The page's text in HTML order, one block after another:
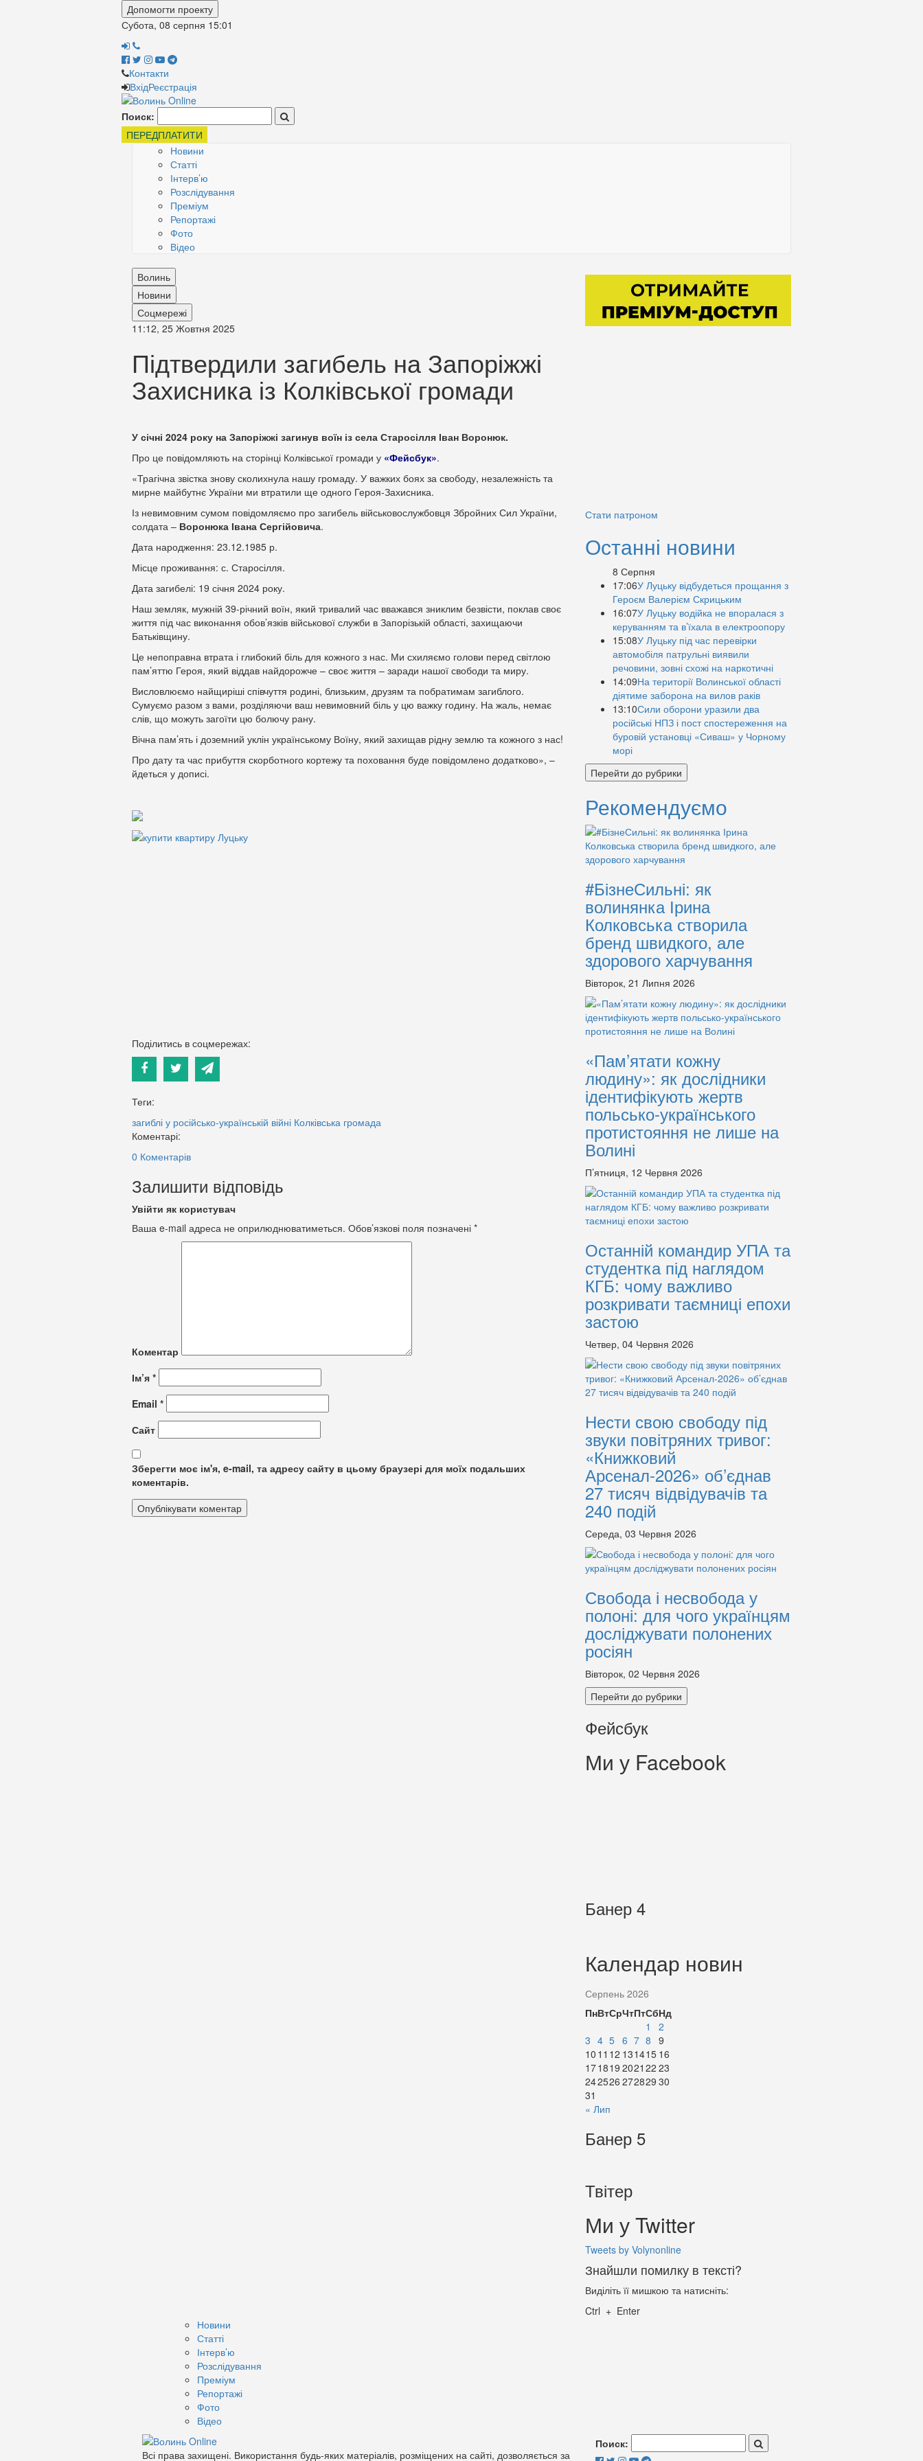
Допомогти проекту
Субота, 08 серпня 15:01
Контакти
ВхідРеєстрація
Поиск:
ПЕРЕДПЛАТИТИ
Новини
Статті
Інтерв’ю
Розслідування
Преміум
Репортажі
Фото
Відео
Волинь
Новини
Соцмережі
11:12, 25 Жовтня 2025
Підтвердили загибель на Запоріжжі
Захисника із Колківської громади
У січні 2024 року на Запоріжжі загинув воїн із села Старосілля Іван Воронюк.
Про це повідомляють на сторінці Колківської громади у «Фейсбук».
«Трагічна звістка знову сколихнула нашу громаду. У важких боях за свободу, незалежність та
мирне майбутнє України ми втратили ще одного Героя-Захисника.
Із невимовним сумом повідомляємо про загибель військовослужбовця Збройних Сил України,
солдата – Воронюка Івана Сергійовича.
Дата народження: 23.12.1985 р.
Місце проживання: с. Старосілля.
Дата загибелі: 19 січня 2024 року.
Наш земляк, мужній 39-річний воїн, який тривалий час вважався зниклим безвісти, поклав своє
життя під час виконання обов’язків військової служби в Запорізькій області, захищаючи
Батьківщину.
Це непоправна втрата і глибокий біль для кожного з нас. Ми схиляємо голови перед світлою
пам’яттю Героя, який віддав найдорожче – своє життя – заради нашої свободи та миру.
Висловлюємо найщиріші співчуття родині, близьким, друзям та побратимам загиблого.
Сумуємо разом з вами, розділяючи ваш невимовний біль у цю важку годину. На жаль, немає
слів, що можуть загоїти цю болючу рану.
Вічна пам’ять і доземний уклін українському Воїну, який захищав рідну землю та кожного з нас!
Про дату та час прибуття скорботного кортежу та поховання буде повідомлено додатково», –
йдеться у дописі.
Поділитись в соцмережах:
Теги:
загиблі у російсько-українській війні Колківська громада
Коментарі:
0 Коментарів
Залишити відповідь
Увійти як користувач
Ваша e-mail адреса не оприлюднюватиметься. Обов’язкові поля позначені *
Коментар
Ім’я *
Email *
Сайт
Зберегти моє ім'я, e-mail, та адресу сайту в цьому браузері для моїх подальших
коментарів.
Стати патроном
Останні новини
8 Серпня
17:06У Луцьку відбудеться прощання з
Героєм Валерієм Скрицьким
16:07У Луцьку водійка не впоралася з
керуванням та в’їхала в електроопору
15:08У Луцьку під час перевірки
автомобіля патрульні виявили
речовини, зовні схожі на наркотичні
14:09На території Волинської області
діятиме заборона на вилов раків
13:10Сили оборони уразили два
російські НПЗ і пост спостереження на
буровій установці «Сиваш» у Чорному
морі
Перейти до рубрики
Рекомендуємо
#БізнеСильні: як
волинянка Ірина
Колковська створила
бренд швидкого, але
здорового харчування
Вівторок, 21 Липня 2026
«Пам’ятати кожну
людину»: як дослідники
ідентифікують жертв
польсько-українського
протистояння не лише на
Волині
П’ятниця, 12 Червня 2026
Останній командир УПА та
студентка під наглядом
КГБ: чому важливо
розкривати таємниці епохи
застою
Четвер, 04 Червня 2026
Нести свою свободу під
звуки повітряних тривог:
«Книжковий
Арсенал-2026» об’єднав
27 тисяч відвідувачів та
240 подій
Середа, 03 Червня 2026
Свобода і несвобода у
полоні: для чого українцям
досліджувати полонених
росіян
Вівторок, 02 Червня 2026
Перейти до рубрики
Фейсбук
Ми у Facebook
Банер 4
Календар новин
Серпень 2026
ПнВтСрЧтПтСбНд
1
2
3 4 5 6 7 8 9
10 11 12 131415 16
171819 2021 22 23
242526 272829 30
31
« Лип
Банер 5
Твітер
Ми у Twitter
Tweets by Volynonline
Знайшли помилку в тексті?
Виділіть її мишкою та натисніть:
Ctrl + Enter
Новини
Статті
Інтерв’ю
Розслідування
Преміум
Репортажі
Фото
Відео
Всі права захищені. Використання будь-яких матеріалів, розміщених на сайті, дозволяється за
Поиск: